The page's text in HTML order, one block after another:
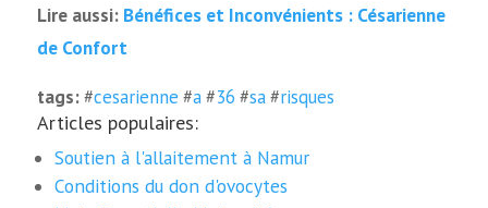
Lire aussi: Bénéfices et Inconvénients : Césarienne
de Confort
tags:#cesarienne #a#36 #sa#risques
Articles populaires:
Soutien à l'allaitement à Namur
Conditions du don d'ovocytes